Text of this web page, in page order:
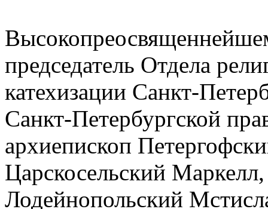
председатель Отдела
катехизации Санкт-
Санкт-Петербургской
архиепископ
Царскосельский
Лодейнопольский